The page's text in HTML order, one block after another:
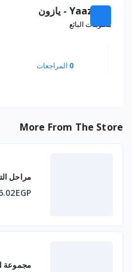
Yaazoon - يازون
معلومات البائع
0 المراجعات
More From The Store
مراحل
مجموعة